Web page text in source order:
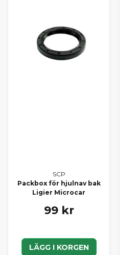
SCP
Packbox för hjulnav bak
Ligier Microcar
99 kr
LÄGG I KORGEN